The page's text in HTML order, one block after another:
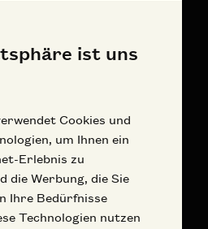
ist uns
Cookies und
um Ihnen ein
Erlebnis zu
die Werbung, die Sie
Ihre Bedürfnisse
Technologien nutzen